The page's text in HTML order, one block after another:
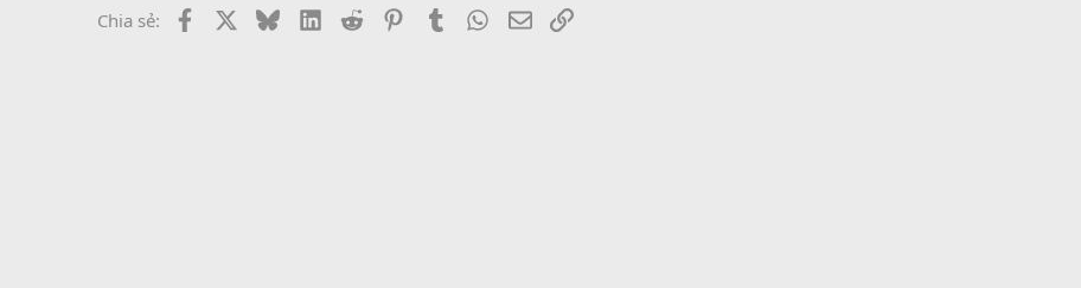
Chia sẻ: Facebook BlueskyLinkedIn
Reddit PinterestTumblr WhatsApp
EmailLink